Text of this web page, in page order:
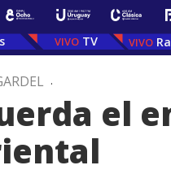
TV
.
el